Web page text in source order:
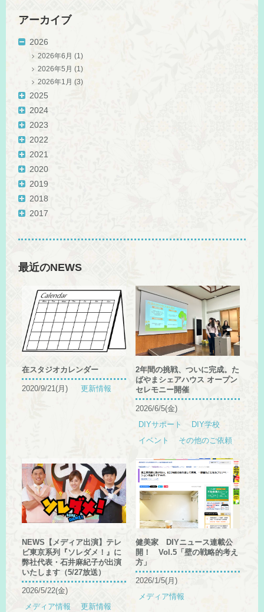
アーカイブ
2026
2026年6月 (1)
2026年5月 (1)
2026年1月 (3)
2025
2024
2023
2022
2021
2020
2019
2018
2017
最近のNEWS
在スタジオカレンダー
2020/9/21(月) 更新情報
2年間の挑戦、ついに完成。た
ばやまシェアハウス オープン
セレモニー開催
2026/6/5(金)
DIYサポート
DIY学校
イベント
その他のご依頼
NEWS【メディア出演】テレ
ビ東京系列『ソレダメ！』に
弊社代表・石井麻紀子が出演
いたします（5/27放送）
2026/5/22(金)
メディア情報
更新情報
健美家 DIYニュース連載公
開！ Vol.5「壁の戦略的考え
方」
2026/1/5(月)
メディア情報